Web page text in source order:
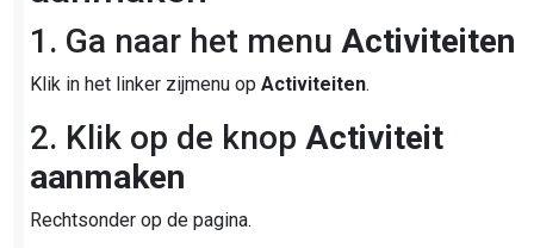
1. Ga naar het menuActiviteiten
Klik in het linker zijmenu opActiviteiten.
2. Klik op de knopActiviteit
aanmaken
Rechtsonder op de pagina.